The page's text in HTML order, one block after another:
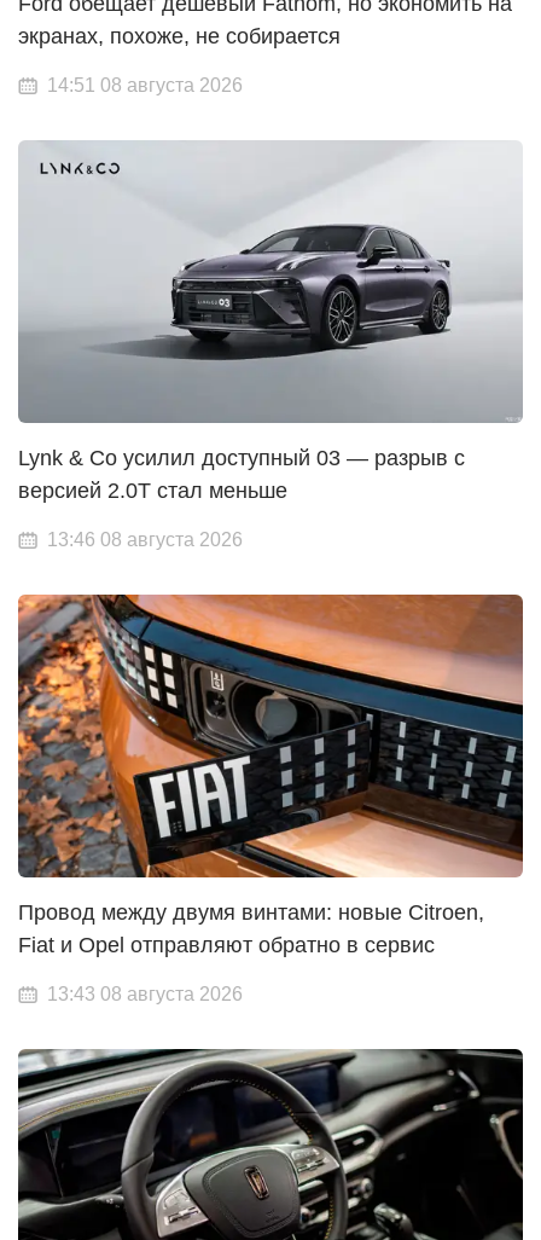
экранах, похоже, не собирается
14:51 08 августа 2026
Lynk & Co усилил доступный 03 — разрыв с
версией 2.0T стал меньше
13:46 08 августа 2026
Провод между двумя винтами: новые Citroen,
Fiat и Opel отправляют обратно в сервис
13:43 08 августа 2026